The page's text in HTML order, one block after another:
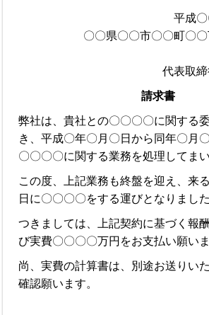
平成
〇〇県〇〇市〇〇町〇
代表取
請求書
弊社は、貴社との〇〇〇〇に関する
き、平成〇年〇月〇日から同年〇月
〇〇〇〇に関する業務を処理してま
この度、上記業務も終盤を迎え、来
日に〇〇〇〇をする運びとなりました
つきましては、上記契約に基づく報
び実費〇〇〇〇万円をお支払い願いま
尚、実費の計算書は、別途お送りい
確認願います。